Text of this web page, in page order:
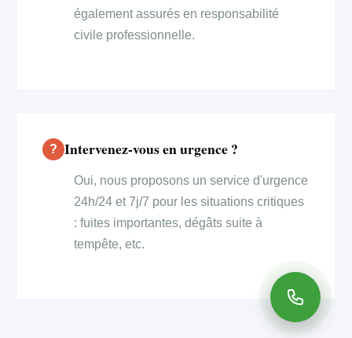
également assurés en responsabilité
civile professionnelle.
Intervenez-vous en urgence ?
Oui, nous proposons un service d'urgence
24h/24 et 7j/7 pour les situations critiques
: fuites importantes, dégâts suite à
tempête, etc.